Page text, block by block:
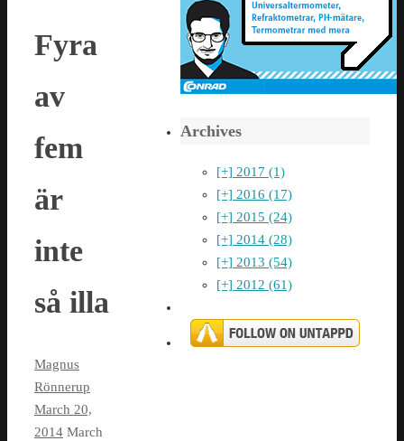
Fyra
av
fem
är
inte
så illa
Magnus
Rönnerup
March 20,
2014 March
Archives
[+] 2017 (1)
[+] 2016 (17)
[+] 2015 (24)
[+] 2014 (28)
[+] 2013 (54)
[+] 2012 (61)